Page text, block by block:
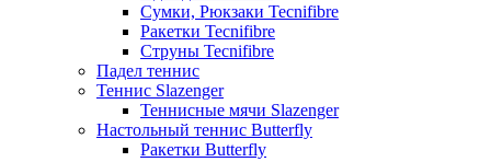
Сумки, Рюкзаки Tecnifibre
Ракетки Tecnifibre
Струны Tecnifibre
Падел теннис
Теннис Slazenger
Теннисные мячи Slazenger
Настольный теннис Butterfly
Ракетки Butterfly